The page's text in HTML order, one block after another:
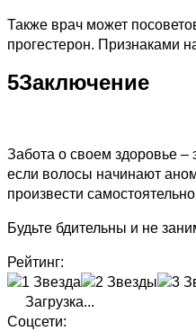
Также врач может
прогестерон. Признаками
5Заключение
Забота о своем здоровье
если волосы начинают
произвести
Будьте бдительны и не
Рейтинг:
Загрузка...
Соцсети: